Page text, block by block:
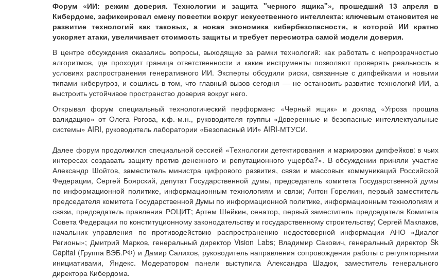
Форум «ИИ: режим доверия. Технологии и защита "черного ящика"», прошедший 13 апреля в
Кибердоме, зафиксировал смену повестки вокруг искусственного интеллекта: ключевым становится не
развитие технологий как таковых, а новая экономика кибербезопасности, в которой ИИ кратно
ускоряет атаки, увеличивает стоимость защиты и требует пересмотра самой модели доверия.
В центре обсуждения оказались вопросы, выходящие за рамки технологий: как работать с непрозрачностью
алгоритмов, где проходит граница ответственности и какие инструменты позволяют проверять реальность в
условиях распространения генеративного ИИ. Эксперты обсудили риски, связанные с дипфейками и новыми
типами киберугроз, и сошлись в том, что главный вызов сегодня — не остановить развитие технологий ИИ, а
выстроить устойчивое пространство доверия вокруг него.
Открывал форум специальный технологический перформанс «Черный ящик» и доклад «Угроза прошла
валидацию» от Олега Рогова, к.ф.-м.н., руководителя группы «Доверенные и безопасные интеллектуальные
системы» AIRI, руководитель лаборатории «Безопасный ИИ» AIRI-МТУСИ.
Далее форум продолжился специальной сессией «Технологии детектирования и маркировки дипфейков: в чьих
интересах создавать защиту против денежного и репутационного ущерба?». В обсуждении приняли участие
Александр Шойтов, заместитель министра цифрового развития, связи и массовых коммуникаций Российской
Федерации, Сергей Боярский, депутат Государственной думы, председатель комитета Государственной думы
по информационной политике, информационным технологиям и связи; Антон Горелкин, первый заместитель
председателя комитета Государственной Думы по информационной политике, информационным технологиям и
связи, председатель правления РОЦИТ; Артем Шейкин, сенатор, первый заместитель председателя Комитета
Совета Федерации по конституционному законодательству и государственному строительству; Сергей Маклаков,
начальник управления по противодействию распространению недостоверной информации АНО «Диалог
Регионы»; Дмитрий Марков, генеральный директор Vision Labs; Владимир Сакович, генеральный директор Sk
Capital (Группа ВЭБ.РФ) и Дамир Салихов, руководитель направления сопровождения работы с регуляторными
инициативами, Яндекс. Модератором панели выступила Александра Шадюк, заместитель генерального
директора Кибердома.